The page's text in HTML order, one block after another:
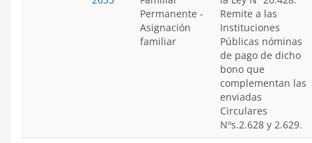
Permanente -
Asignación
familiar
Remite a las
Instituciones
Públicas nóminas
de pago de dicho
bono que
complementan las
enviadas
Circulares
Nºs.2.628 y 2.629.